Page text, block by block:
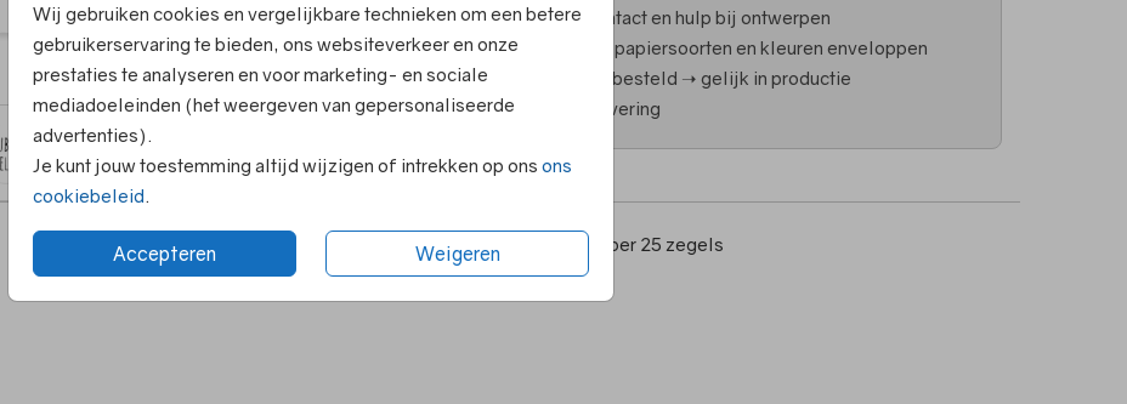
Wij gebruiken cookies en vergelijkbare technieken om een betere
gebruikerservaring te bieden, ons websiteverkeer en onze
prestaties te analyseren en voor marketing- en sociale
mediadoeleinden (het weergeven van gepersonaliseerde
advertenties).
Je kunt jouw toestemming altijd wijzigen of intrekken op ons ons
cookiebeleid
Accepteren Weigeren
Persoonlijk contact en hulp bij ontwerpen
Ruime keuze in papiersoorten en kleuren enveloppen
Voor 18.00 uur besteld ➝ gelijk in productie
Supersnelle levering
Prijs:€ 6,50 per 25 zegels